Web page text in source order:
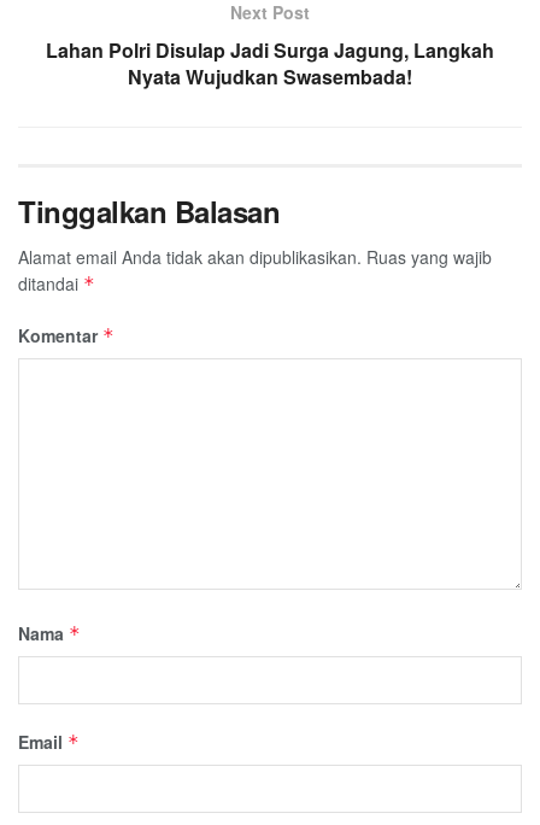
Next Post
Lahan Polri Disulap Jadi Surga Jagung, Langkah
Nyata Wujudkan Swasembada!
Tinggalkan Balasan
Alamat email Anda tidak akan dipublikasikan. Ruas yang wajib
ditandai *
Komentar *
Nama *
Email *